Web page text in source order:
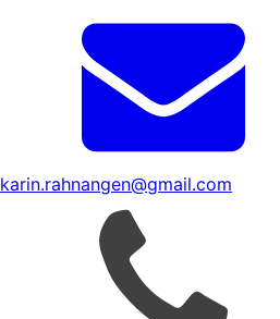
karin.rahnangen@gmail.com